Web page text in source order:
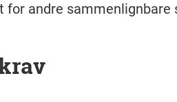
for andre sammenlignbare